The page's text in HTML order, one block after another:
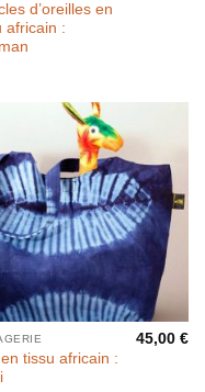
d’oreilles en
africain :
tissu africain :
45,00€